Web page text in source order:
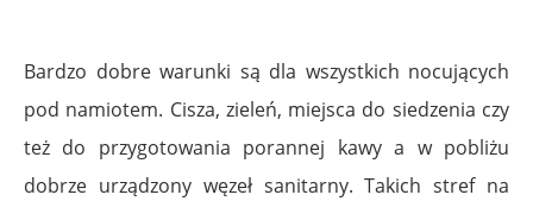
Bardzo dobre warunki są dla wszystkich nocujących
pod namiotem. Cisza, zieleń, miejsca do siedzenia czy
też do przygotowania porannej kawy a w pobliżu
dobrze urządzony węzeł sanitarny. Takich stref na